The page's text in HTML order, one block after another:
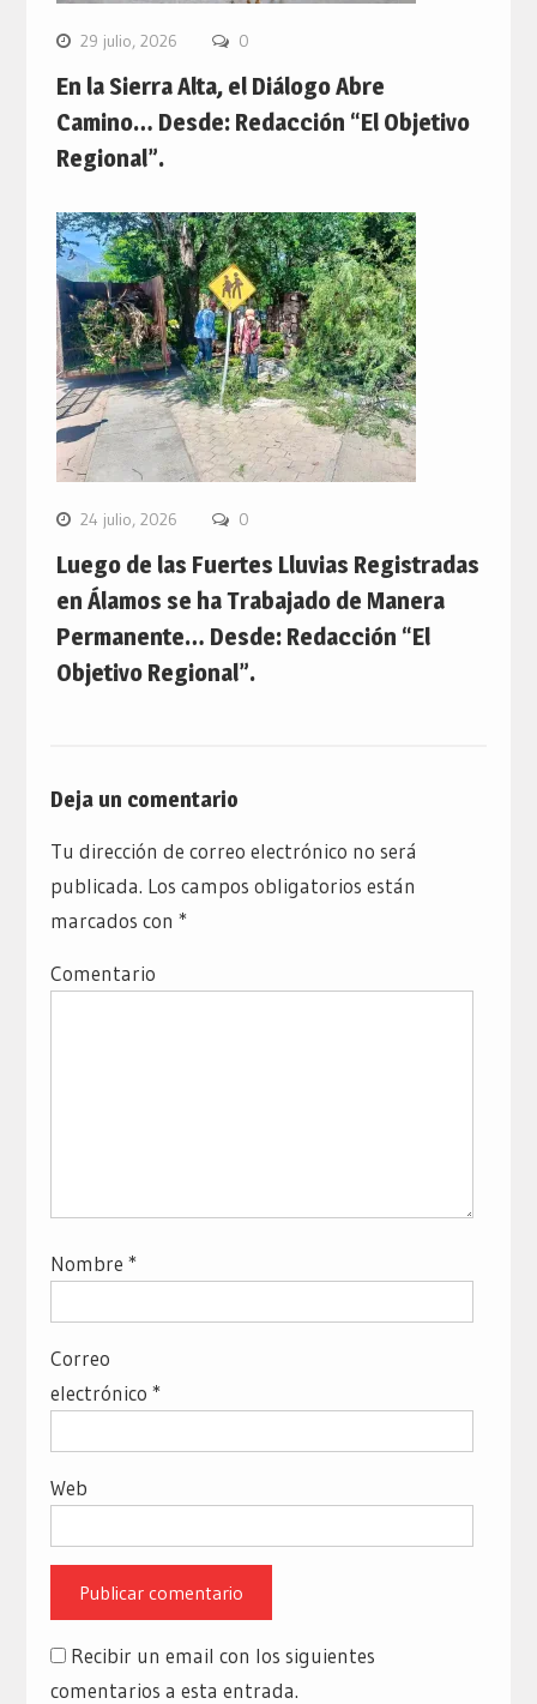
29 julio, 2026 0
En la Sierra Alta, el Diálogo Abre
Camino… Desde: Redacción “El Objetivo
Regional”.
24 julio, 2026 0
Luego de las Fuertes Lluvias Registradas
en Álamos se ha Trabajado de Manera
Permanente… Desde: Redacción “El
Objetivo Regional”.
Deja un comentario
Tu dirección de correo electrónico no será
publicada. Los campos obligatorios están
marcados con *
Comentario
Nombre *
Correo
electrónico *
Web
Recibir un email con los siguientes
comentarios a esta entrada.